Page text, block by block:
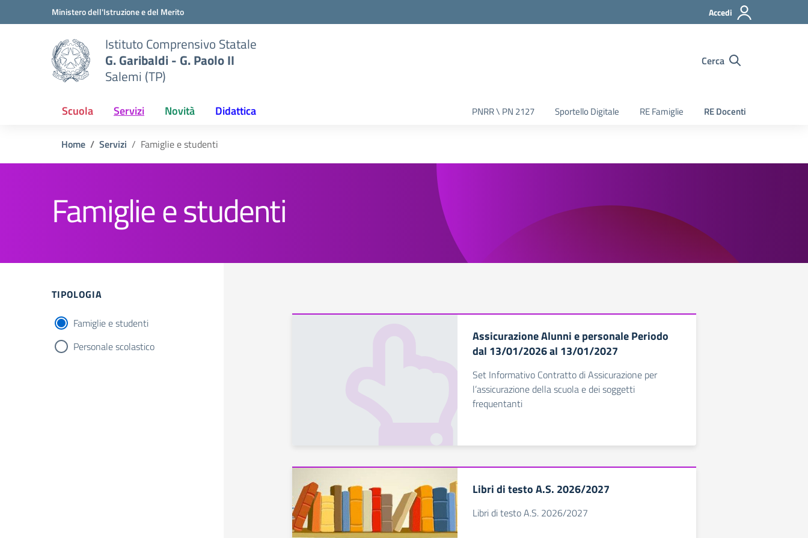
Vai ai contenuti
Vai al menu di navigazioneMinistero dell'Istruzione e del Merito Accedi
Istituto Comprensivo Statale
G. Garibaldi - G. Paolo II
Salemi (TP)
Cerca
Scuola Servizi Novità Didattica PNRR \ PN 2127 Sportello Digitale RE Famiglie RE Docenti
Home Servizi Famiglie e studenti
Famiglie e studenti
TIPOLOGIA
Famiglie e studenti
Personale scolastico
Assicurazione Alunni e personale Periodo
dal 13/01/2026 al 13/01/2027
Set Informativo Contratto di Assicurazione per
l’assicurazione della scuola e dei soggetti
frequentanti
Libri di testo A.S. 2026/2027
Libri di testo A.S. 2026/2027